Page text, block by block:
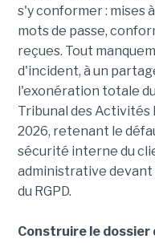
s'y conformer : mises
mots de passe,
reçues. Tout
d'incident, à un
l'exonération totale
Tribunal des Activités
2026, retenant le
sécurité interne du
administrative devant
du RGPD.
Construire le dossier